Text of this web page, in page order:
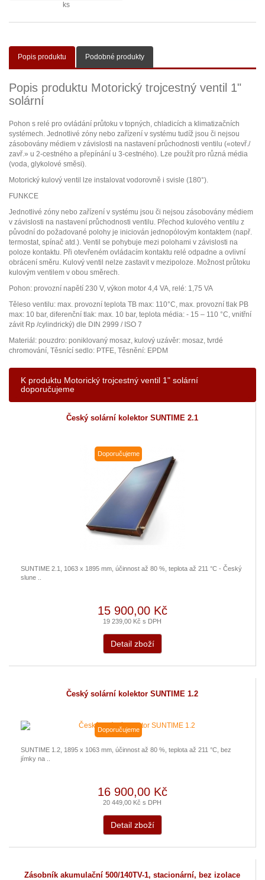
ks
Popis produktu Podobné produkty
Popis produktu Motorický trojcestný ventil 1"
solární
Pohon s relé pro ovládání průtoku v topných, chladicích a klimatizačních
systémech. Jednotlivé zóny nebo zařízení v systému tudíž jsou či nejsou
zásobovány médiem v závislosti na nastavení průchodnosti ventilu («otevř./
zavř.» u 2-cestného a přepínání u 3-cestného). Lze použít pro různá média
(voda, glykolové směsi).
Motorický kulový ventil lze instalovat vodorovně i svisle (180°).
FUNKCE
Jednotlivé zóny nebo zařízení v systému jsou či nejsou zásobovány médiem
v závislosti na nastavení průchodnosti ventilu. Přechod kulového ventilu z
původní do požadované polohy je iniciován jednopólovým kontaktem (např.
termostat, spínač atd.). Ventil se pohybuje mezi polohami v závislosti na
poloze kontaktu. Při otevřeném ovládacím kontaktu relé odpadne a ovlivní
obrácení směru. Kulový ventil nelze zastavit v mezipoloze. Možnost průtoku
kulovým ventilem v obou směrech.
Pohon: provozní napětí 230 V, výkon motor 4,4 VA, relé: 1,75 VA
Těleso ventilu: max. provozní teplota TB max: 110°C, max. provozní tlak PB
max: 10 bar, diferenční tlak: max. 10 bar, teplota média: - 15 – 110 °C, vnitřní
závit Rp /cylindrický) dle DIN 2999 / ISO 7
Materiál: pouzdro: poniklovaný mosaz, kulový uzávěr: mosaz, tvrdé
chromování, Těsnící sedlo: PTFE, Těsnění: EPDM
K produktu Motorický trojcestný ventil 1" solární
doporučujeme
Český solární kolektor SUNTIME 2.1
Doporučujeme
SUNTIME 2.1, 1063 x 1895 mm, účinnost až 80 %, teplota až 211 °C - Český
slune ..
15 900,00 Kč
19 239,00 Kč s DPH
Detail zboží
Český solární kolektor SUNTIME 1.2
Doporučujeme
SUNTIME 1.2, 1895 x 1063 mm, účinnost až 80 %, teplota až 211 °C, bez
jímky na ..
16 900,00 Kč
20 449,00 Kč s DPH
Detail zboží
Zásobník akumulační 500/140TV-1, stacionární, bez izolace